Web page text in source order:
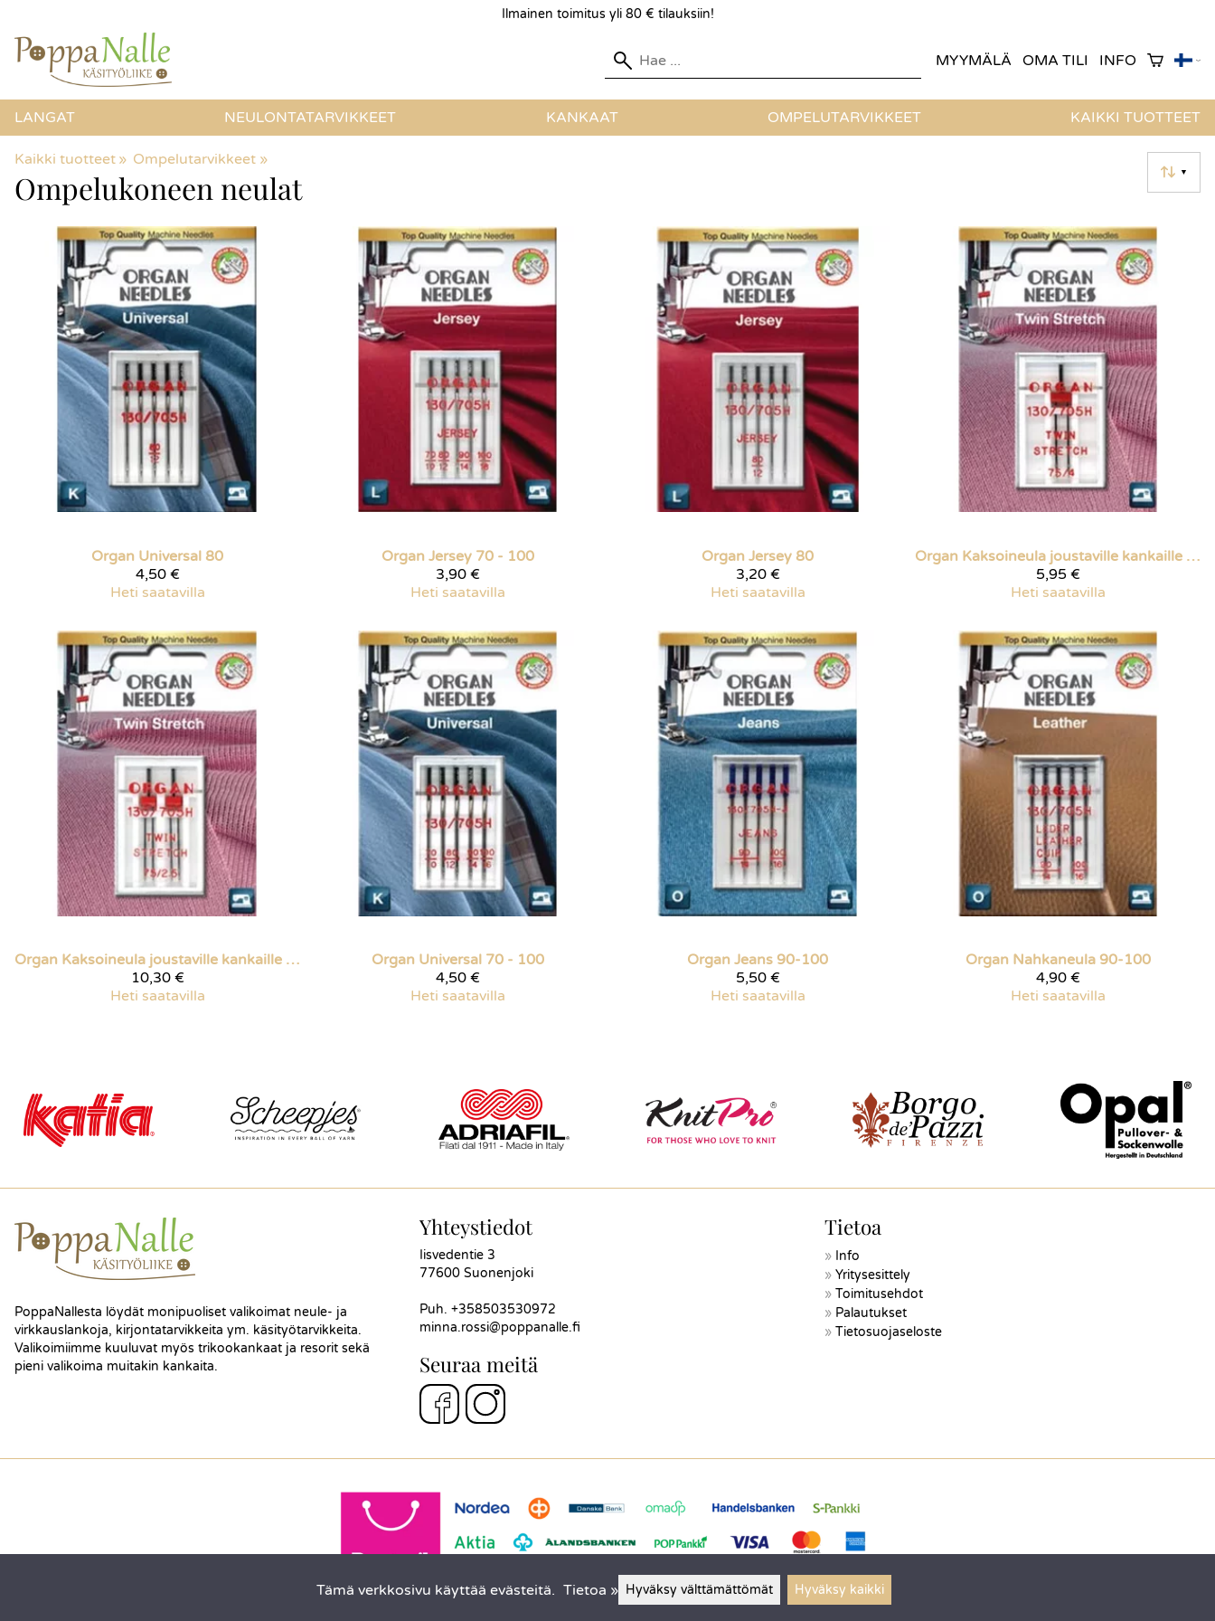
Ilmainen toimitus yli 80 € tilauksiin!
MYYMÄLÄ OMA TILI INFO
LANGAT NEULONTATARVIKKEET KANKAAT OMPELUTARVIKKEET KAIKKI TUOTTEET
Kaikki tuotteet ‪» Ompelutarvikkeet ‪»
▼
Ompelukoneen neulat
Organ Universal 80
4,50 €
Heti saatavilla
Organ Jersey 70 - 100
3,90 €
Heti saatavilla
Organ Jersey 80
3,20 €
Heti saatavilla
Organ
Kaksoineula joustaville kankaille 75/4
5,95 €
Heti saatavilla
Organ
Kaksoineula joustaville kankaille 75/2,5
10,30 €
Heti saatavilla
Organ Universal 70 - 100
4,50 €
Heti saatavilla
Organ Jeans 90-100
5,50 €
Heti saatavilla
Organ Nahkaneula 90-100
4,90 €
Heti saatavilla
PoppaNallesta löydät monipuoliset valikoimat neule- ja
virkkauslankoja, kirjontatarvikkeita ym. käsityötarvikkeita.
Valikoimiimme kuuluvat myös trikookankaat ja resorit sekä
pieni valikoima muitakin kankaita.
Yhteystiedot
Iisvedentie 3
77600 Suonenjoki
Puh. +358503530972
minna.rossi@poppanalle.fi
Seuraa meitä
Tietoa
Info
Yritysesittely
Toimitusehdot
Palautukset
Tietosuojaseloste
Tämä verkkosivu käyttää evästeitä. Tietoa » Hyväksy välttämättömät Hyväksy kaikki